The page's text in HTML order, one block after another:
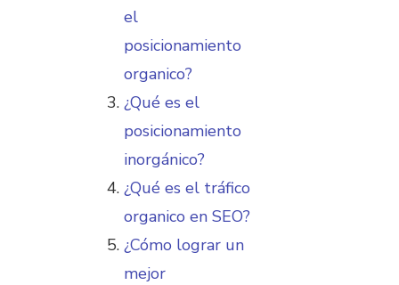
el
posicionamiento
organico?
¿Qué es el
posicionamiento
inorgánico?
¿Qué es el tráfico
organico en SEO?
¿Cómo lograr un
mejor